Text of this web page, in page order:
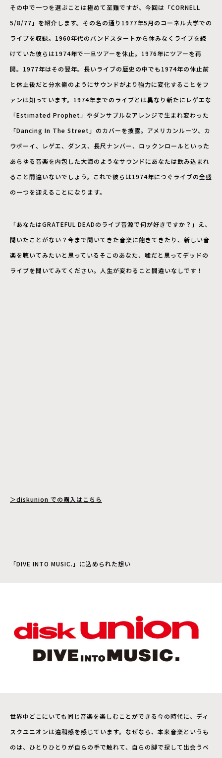
その中で一つを選ぶことは極めて至難ですが、今回は「CORNELL
5/8/77」を紹介します。その名の通り1977年5月のコーネル大学での
ライブを収録。1960年代のバンドスタートから休みなくライブを続
けていた彼らは1974年で一旦ツアーを休止。1976年にツアーを再
開。1977年はその翌年。長いライブの歴史の中でも1974年の休止前
と休止後だと分水嶺のようにサウンドがより強力に変化することをフ
ァンは知っています。1974年までのライブとは異なり新たにレゲエな
「Estimated Prophet」やダンサブルなアレンジで生まれ変わった
「Dancing In The Street」のカバーを披露。アメリカンルーツ、カ
ウボーイ、レゲエ、ダンス、長尺ナンバー、ロックンロールといった
あらゆる音楽を内包した大海のようなサウンドにあなたは飲み込まれ
ること間違いないでしょう。これで彼らは1974年につぐライブの全盛
の一つを迎えることになります。
「あなたはGRATEFUL DEADのライブ音源で何が好きですか？」え、
聞いたことがない？今まで聞いてきた音楽に飽きてきたり、新しい音
楽を聴いてみたいと思っているそこのあなた、嘘だと思ってデッドの
ライブを聞いてみてください。人生が変わること間違いなしです！
＞diskunion での購入はこちら
「DIVE INTO MUSIC.」に込められた想い
世界中どこにいても同じ音楽を楽しむことができる今の時代に、ディ
スクユニオンは違和感を感じています。なぜなら、本来音楽というも
のは、ひとりひとりが自らの手で触れて、自らの脚で探して出会うべ